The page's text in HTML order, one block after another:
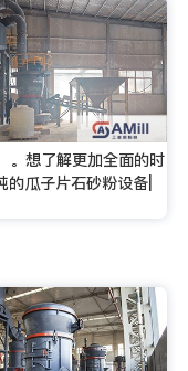
。想了解更加全面的时
的瓜子片石砂粉设备|